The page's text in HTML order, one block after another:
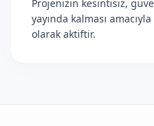
Projenizin kesintisiz,
yayında kalması
olarak aktiftir.